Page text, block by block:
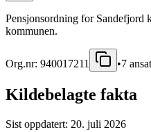
Pensjonsordning for Sandefjord
kommunen.
Org.nr: 940017211 •7
Kildebelagte fakta
Sist oppdatert: 20. juli 2026